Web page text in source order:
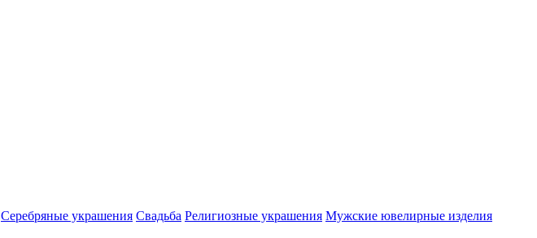
Серебряные украшения Свадьба Религиозные украшения Мужские ювелирные изделия